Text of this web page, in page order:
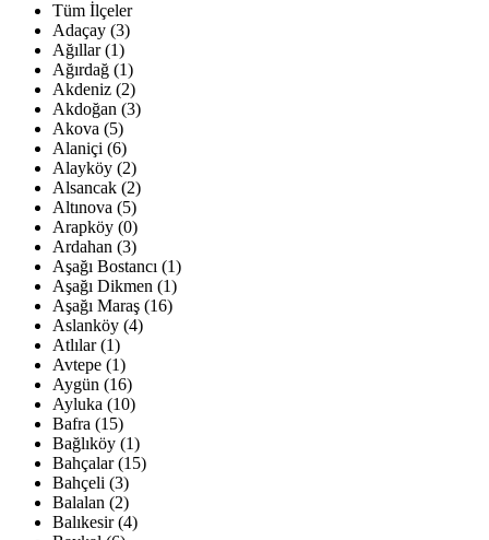
Tüm İlçeler
Adaçay (3)
Ağıllar (1)
Ağırdağ (1)
Akdeniz (2)
Akdoğan (3)
Akova (5)
Alaniçi (6)
Alayköy (2)
Alsancak (2)
Altınova (5)
Arapköy (0)
Ardahan (3)
Aşağı Bostancı (1)
Aşağı Dikmen (1)
Aşağı Maraş (16)
Aslanköy (4)
Atlılar (1)
Avtepe (1)
Aygün (16)
Ayluka (10)
Bafra (15)
Bağlıköy (1)
Bahçalar (15)
Bahçeli (3)
Balalan (2)
Balıkesir (4)